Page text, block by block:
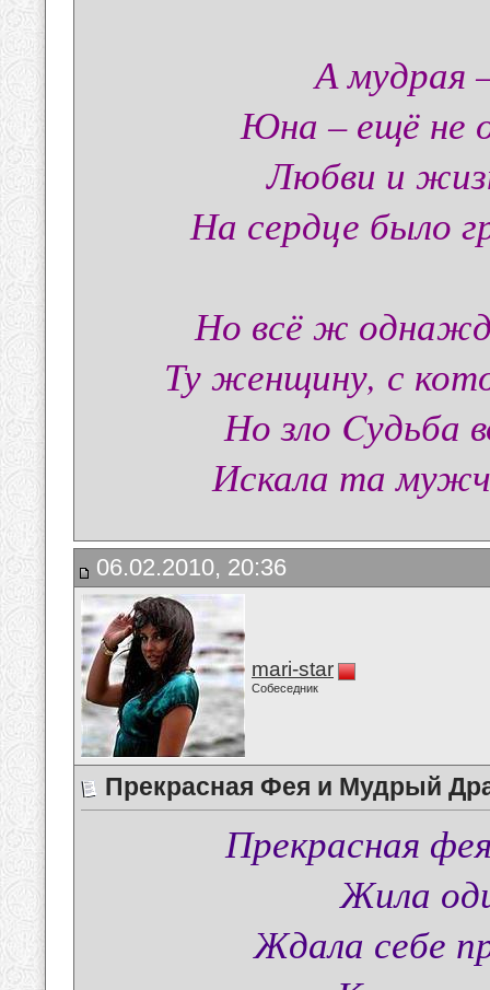
А мудрая
Юна – ещё не
Любви и
На сердце было
Но всё ж
Ту женщину, с
Но зло Cудьба
Искала та
06.02.2010, 20:36
mari-star
Собеседник
Прекрасная Фея и Мудрый
Прекрасная
Жила
Ждала себе